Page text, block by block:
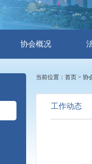
协会概况
当前位置： 首页 > 协
工作动态